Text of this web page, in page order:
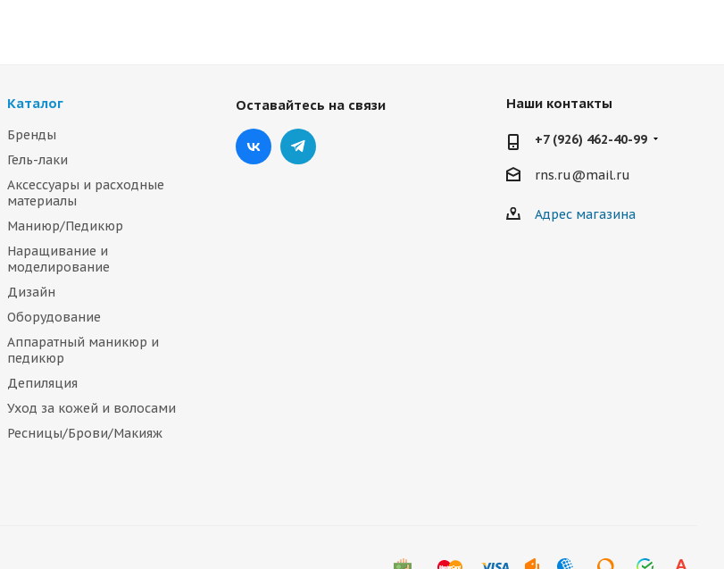
Каталог
Бренды
Гель-лаки
Аксессуары и расходные
материалы
Маниюр/Педикюр
Наращивание и
моделирование
Дизайн
Оборудование
Аппаратный маникюр и
педикюр
Депиляция
Уход за кожей и волосами
Ресницы/Брови/Макияж
Оставайтесь на связи Наши контакты
+7 (926) 462-40-99
rns.ru@mail.ru
Адрес магазина